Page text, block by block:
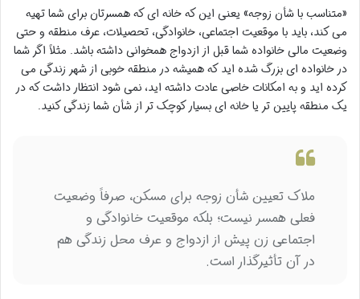
«متناسب با شأن زوجه» یعنی این که خانه ای که همسرتان برای شما تهیه
می کند، باید با موقعیت اجتماعی، خانوادگی، تحصیلات، عرف منطقه و حتی
وضعیت مالی خانواده شما قبل از ازدواج همخوانی داشته باشد. مثلاً اگر شما
در خانواده ای بزرگ شده اید که همیشه در منطقه خوبی از شهر زندگی می
کرده اید و به امکانات خاصی عادت داشته اید، نمی شود انتظار داشت که در
یک منطقه پایین تر یا خانه ای بسیار کوچک تر از شأن شما زندگی کنید.
ملاک تعیین شأن زوجه برای مسکن، صرفاً وضعیت
فعلی همسر نیست؛ بلکه موقعیت خانوادگی و
اجتماعی زن پیش از ازدواج و عرف محل زندگی هم
در آن تأثیرگذار است.